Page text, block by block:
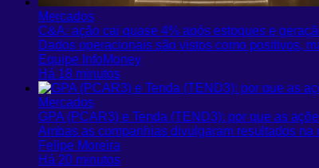
Mercados
C&A: ação cai quase 4% após estoques e
Dados operacionais são vistos como positivos,
Equipe InfoMoney
Há 18 minutos
Mercados
GPA (PCAR3) e Tenda (TEND3): por que as
Ambas as companhias divulgaram resultados na
Felipe Moreira
Há 20 minutos